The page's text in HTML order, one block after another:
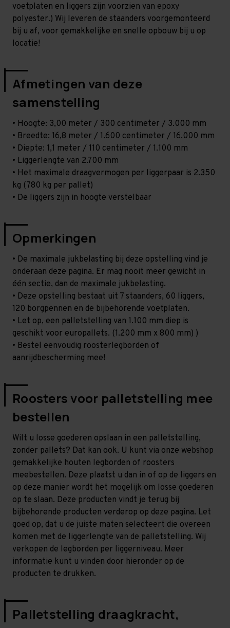
voetplaten en liggers zijn voorzien van epoxy
polyester.) Wij leveren de staanders voorgemonteerd
bij u af, voor gemakkelijke en snelle opbouw bij u op
locatie!
Afmetingen van deze
samenstelling
• Hoogte: 3,00 meter / 300 centimeter / 3.000 mm
• Breedte: 16,8 meter / 1.600 centimeter / 16.000 mm
• Diepte: 1,1 meter / 110 centimeter / 1.100 mm
• Liggerlengte van 2.700 mm
• Het maximale draagvermogen per liggerpaar is 2.350
kg (780 kg per pallet)
• De liggers zijn in hoogte verstelbaar
Opmerkingen
• De maximale jukbelasting bij deze opstelling vind je
onderaan deze pagina. Er mag nooit meer gewicht in
één sectie, dan de maximale jukbelasting.
• Deze opstelling bestaat uit 7 staanders, 60 liggers,
120 borgpennen en de bijbehorende voetplaten.
• Let op, een palletstelling van 1.100 mm diep is
geschikt voor europallets. (1.200 mm x 800 mm) )
• Bestel eenvoudig roosterlegborden of
aanrijdbescherming mee!
Roosters voor palletstelling mee
bestellen
Wilt u losse goederen opslaan in een palletstelling,
zonder pallets? Dat kan ook. U kunt via onze webshop
gemakkelijke houten legborden of roosters
meebestellen. Deze plaatst u dan in of op de liggers en
op deze manier wordt het mogelijk om losse goederen
op te slaan. Deze producten vindt je terug bij
bijbehorende producten verderop op deze pagina. Let
goed op, dat u de juiste maten selecteert die overeen
komen met de liggerlengte van de palletstelling. Wij
verkopen de legborden per liggerniveau. Meer
informatie kunt u vinden door hieronder op de
producten te drukken.
Palletstelling draagkracht,